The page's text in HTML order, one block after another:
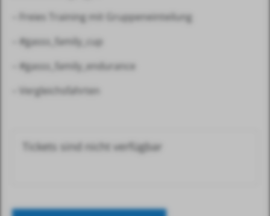
– Freies Training mit Gruppeneinteilung
– #gasss_family_cup
– #gasss_family_endurance
– Vergleichsfahrten
Tickets sind nicht verfügbar